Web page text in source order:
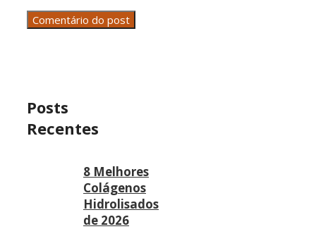
Posts
Recentes
8 Melhores
Colágenos
Hidrolisados
de 2026